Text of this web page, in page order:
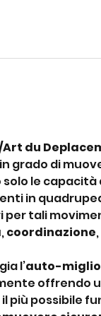
du
grado di
solo le
in
tali
, coordinazione,
l’auto-
offrendo
più possibile